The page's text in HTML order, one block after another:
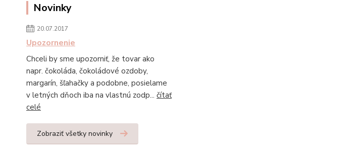
Novinky
20.07.2017
Upozornenie
Chceli by sme upozorniť, že tovar ako
napr. čokoláda, čokoládové ozdoby,
margarín, šľahačky a podobne, posielame
v letných dňoch iba na vlastnú zodp... čítať
celé
Zobraziť všetky novinky